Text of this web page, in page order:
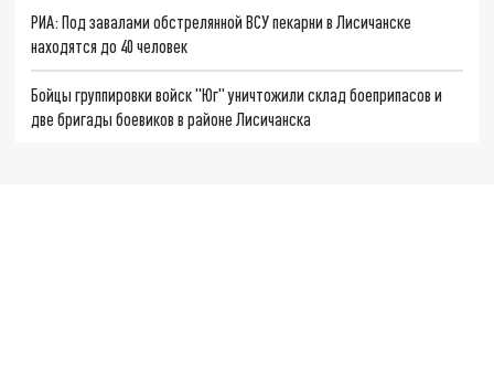
РИА: Под завалами обстрелянной ВСУ пекарни в Лисичанске
находятся до 40 человек
Бойцы группировки войск "Юг" уничтожили склад боеприпасов и
две бригады боевиков в районе Лисичанска